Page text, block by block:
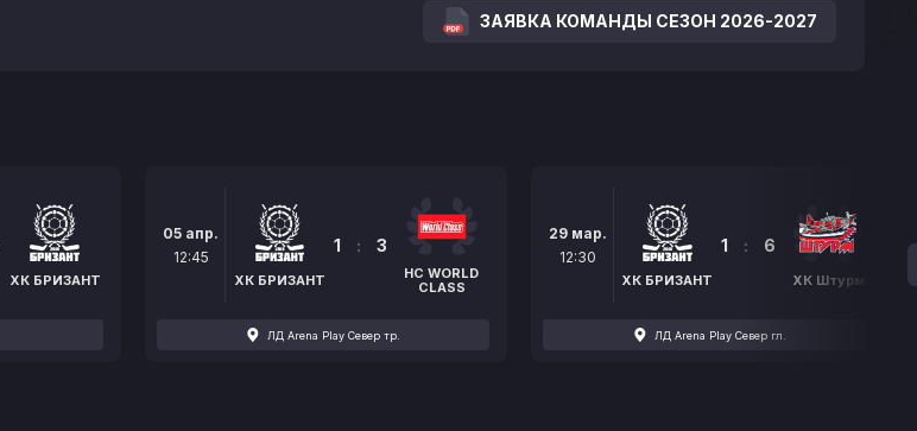
ЗАЯВКА КОМАНДЫ СЕЗОН 2026-2027
ХК БРИЗАНТ
05 апр.
12:45
ХК БРИЗАНТ
1 : 3
HC WORLD
CLASS
ЛД Arena Play Север тр.
29 мар.
12:30
ХК БРИЗАНТ
1 : 6
ХК Штурм
ЛД Arena Play Север гл.